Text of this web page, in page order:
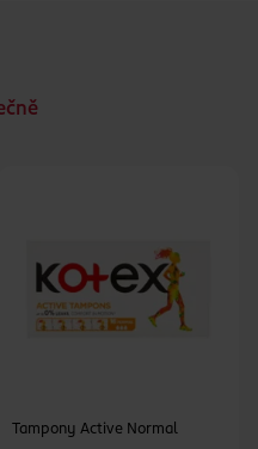
prostředí
Tampony Active Normal